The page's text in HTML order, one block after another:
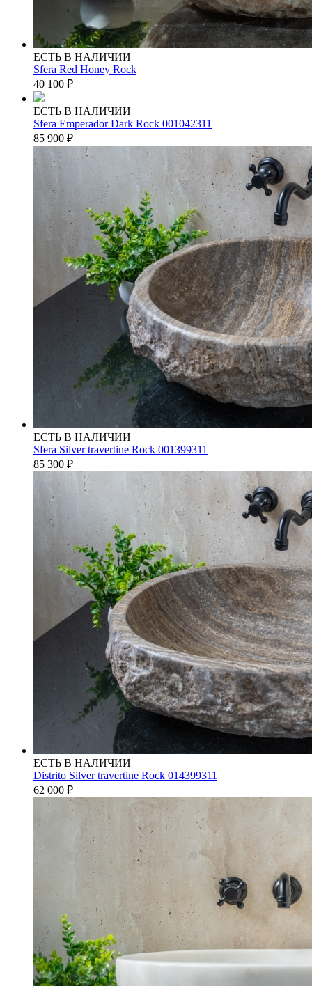
ЕСТЬ В НАЛИЧИИ
Sfera Red Honey Rock
40 100 ₽
ЕСТЬ В НАЛИЧИИ
Sfera Emperador Dark Rock 001042311
85 900 ₽
ЕСТЬ В НАЛИЧИИ
Sfera Silver travertine Rock 001399311
85 300 ₽
ЕСТЬ В НАЛИЧИИ
Distrito Silver travertine Rock 014399311
62 000 ₽